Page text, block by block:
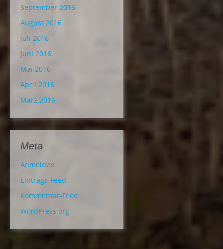
September 2016
August 2016
Juli 2016
Juni 2016
Mai 2016
April 2016
März 2016
Meta
Anmelden
Eintrags-Feed
Kommentar-Feed
WordPress.org